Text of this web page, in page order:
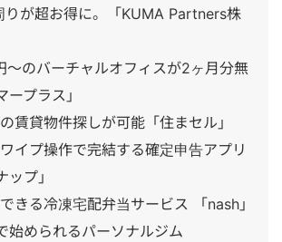
が超お得に。「KUMA Partners株
のバーチャルオフィスが2ヶ月分無
プラス」
貸物件探しが可能「住まセル」
プ操作で完結する確定申告アプリ
ップ」
る冷凍宅配弁当サービス 「nash」
められるパーソナルジム